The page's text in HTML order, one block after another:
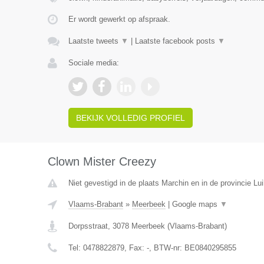
Er wordt gewerkt op afspraak.
Laatste tweets ▼ Laatste facebook posts ▼
Sociale media:
BEKIJK VOLLEDIG PROFIEL
Clown Mister Creezy
Niet gevestigd in de plaats Marchin en in de provincie
Vlaams-Brabant» Meerbeek| Google maps ▼
Dorpsstraat, 3078 Meerbeek(Vlaams-Brabant)
Tel: 0478822879, Fax: -, BTW-nr: BE0840295855